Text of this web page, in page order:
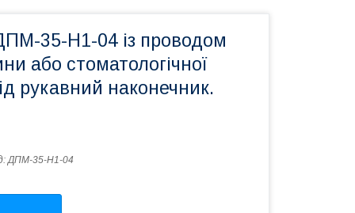
35-Н1-04 із проводом
або стоматологічної
рукавний наконечник.
ДПМ-35-Н1-04